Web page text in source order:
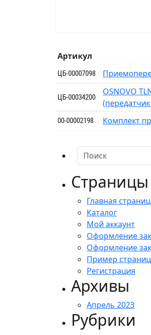
Артикул
ЦБ-00007098
ЦБ-00034200
OSNOVO
00-00002198 Комплект
Страницы
Главная
Каталог
Мой аккаунт
Оформление
Оформление
Пример
Регистрация
Архивы
Апрель 2023
Рубрики